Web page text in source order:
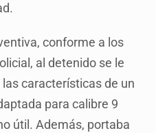
conforme a los
al detenido se le
características de un
para calibre 9
útil. Además, portaba